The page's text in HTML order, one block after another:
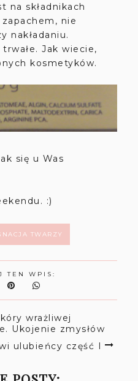
na składnikach
nie
nakładaniu.
Jak wiecie,
kosmetyków.
się u Was
:)
TWARZY
TEN WPIS:
wrażliwej
Ukojenie zmysłów
ulubieńcy część I